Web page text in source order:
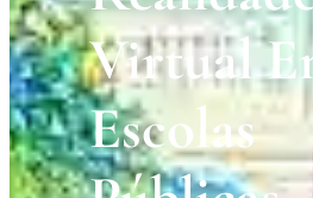
Virtual
Escolas